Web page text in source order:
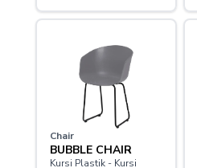
Chair
BUBBLE CHAIR
Kursi Plastik - Kursi